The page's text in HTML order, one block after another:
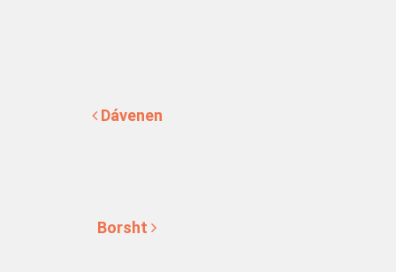
Dávenen
Borsht